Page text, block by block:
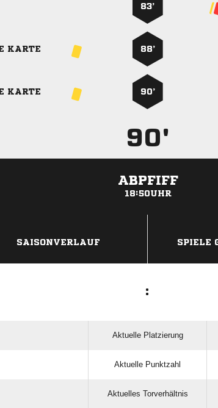
83’
KARTE 88’
KARTE 90’
90'
ABPFIFF
18:50UHR
SAISONVERLAUF SPIELE
:
Aktuelle Platzierung
Aktuelle Punktzahl
Aktuelles Torverhältnis